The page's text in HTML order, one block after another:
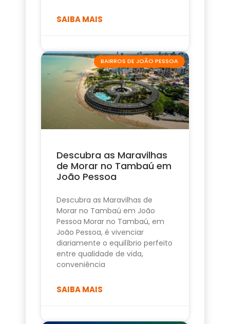
SAIBA MAIS
BAIRROS DE JOÃO PESSOA
Descubra as Maravilhas
de Morar no Tambaú em
João Pessoa
Descubra as Maravilhas de
Morar no Tambaú em João
Pessoa Morar no Tambaú, em
João Pessoa, é vivenciar
diariamente o equilíbrio perfeito
entre qualidade de vida,
conveniência
SAIBA MAIS